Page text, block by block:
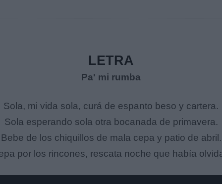
LETRA
Pa' mi rumba
Sola, mi vida sola, curá de espanto beso y cartera.
Sola esperando sola otra bocanada de primavera.
Bebe de los chiquillos de mala cepa y patio de abril.
por los rincones, rescata noche que había